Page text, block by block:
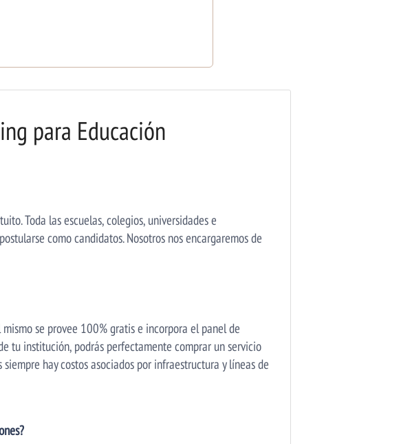
para Educación
Toda las escuelas, colegios, universidades e
como candidatos. Nosotros nos encargaremos de
se provee 100% gratis e incorpora el panel de
tu institución, podrás perfectamente comprar un servicio
hay costos asociados por infraestructura y líneas de